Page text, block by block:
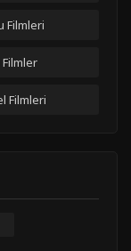
Filmleri
Filmler
Filmleri